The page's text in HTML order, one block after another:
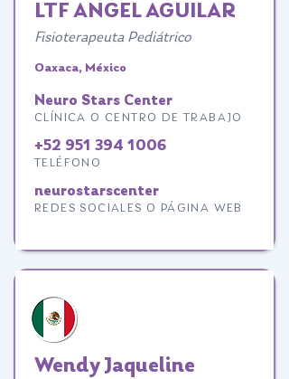
LTF ANGEL AGUILAR
Fisioterapeuta Pediátrico
Oaxaca, México
Neuro Stars Center
CLÍNICA O CENTRO DE TRABAJO
+52 951 394 1006
TELÉFONO
neurostarscenter
REDES SOCIALES O PÁGINA WEB
Wendy Jaqueline